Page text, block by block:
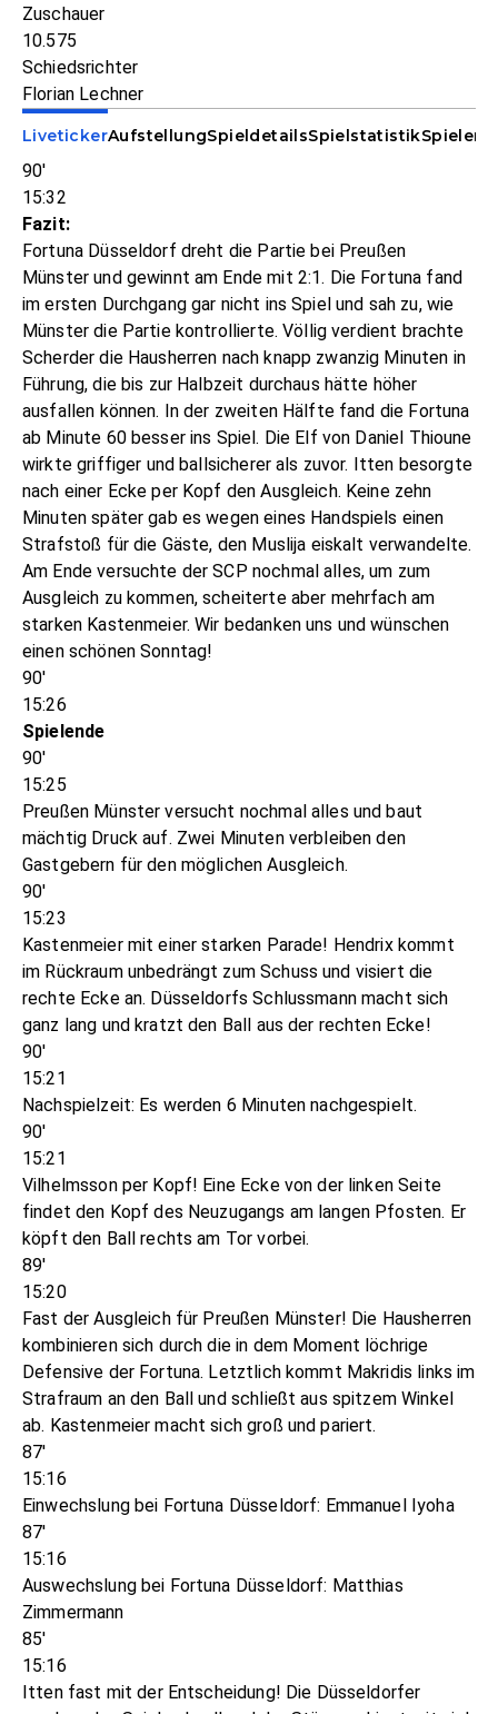
Zuschauer
10.575
Schiedsrichter
Florian Lechner
LivetickerAufstellungSpieldetailsSpielstatistikSpieler-
90'
15:32
Fazit:
Fortuna Düsseldorf dreht die Partie bei Preußen
Münster und gewinnt am Ende mit 2:1. Die Fortuna fand
im ersten Durchgang gar nicht ins Spiel und sah zu, wie
Münster die Partie kontrollierte. Völlig verdient brachte
Scherder die Hausherren nach knapp zwanzig Minuten in
Führung, die bis zur Halbzeit durchaus hätte höher
ausfallen können. In der zweiten Hälfte fand die Fortuna
ab Minute 60 besser ins Spiel. Die Elf von Daniel Thioune
wirkte griffiger und ballsicherer als zuvor. Itten besorgte
nach einer Ecke per Kopf den Ausgleich. Keine zehn
Minuten später gab es wegen eines Handspiels einen
Strafstoß für die Gäste, den Muslija eiskalt verwandelte.
Am Ende versuchte der SCP nochmal alles, um zum
Ausgleich zu kommen, scheiterte aber mehrfach am
starken Kastenmeier. Wir bedanken uns und wünschen
einen schönen Sonntag!
90'
15:26
Spielende
90'
15:25
Preußen Münster versucht nochmal alles und baut
mächtig Druck auf. Zwei Minuten verbleiben den
Gastgebern für den möglichen Ausgleich.
90'
15:23
Kastenmeier mit einer starken Parade! Hendrix kommt
im Rückraum unbedrängt zum Schuss und visiert die
rechte Ecke an. Düsseldorfs Schlussmann macht sich
ganz lang und kratzt den Ball aus der rechten Ecke!
90'
15:21
Nachspielzeit: Es werden 6 Minuten nachgespielt.
90'
15:21
Vilhelmsson per Kopf! Eine Ecke von der linken Seite
findet den Kopf des Neuzugangs am langen Pfosten. Er
köpft den Ball rechts am Tor vorbei.
89'
15:20
Fast der Ausgleich für Preußen Münster! Die Hausherren
kombinieren sich durch die in dem Moment löchrige
Defensive der Fortuna. Letztlich kommt Makridis links im
Strafraum an den Ball und schließt aus spitzem Winkel
ab. Kastenmeier macht sich groß und pariert.
87'
15:16
Einwechslung bei Fortuna Düsseldorf: Emmanuel Iyoha
87'
15:16
Auswechslung bei Fortuna Düsseldorf: Matthias
Zimmermann
85'
15:16
Itten fast mit der Entscheidung! Die Düsseldorfer